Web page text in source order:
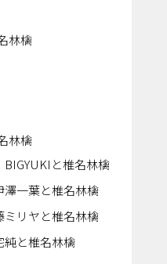
名林檎
名林檎
BIGYUKIと椎名林檎
澤一葉と椎名林檎
ミリヤと椎名林檎
純と椎名林檎